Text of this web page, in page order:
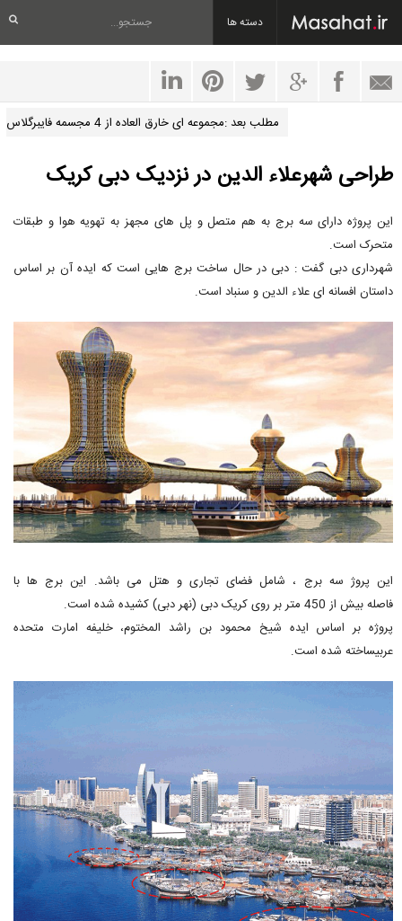
دسته ها
مطلب بعد :مجموعه ای خارق العاده از 4 مجسمه فایبرگلاس
طراحی شهرعلاء الدين در نزدیک دبی کریک
این پروژه دارای سه برج به هم متصل و پل های مجهز به تهویه هوا و طبقات
متحرک است.
شهرداری دبی گفت : دبی در حال ساخت برج هایی است که ایده آن بر اساس
داستان افسانه ای علاء الدين و سنباد است.
این پروژ سه برج ، شامل فضای تجاری و هتل می باشد. این برج ها با
فاصله بیش از 450 متر بر روی کریک دبی (نهر دبی) کشیده شده است.
پروژه بر اساس ایده شیخ محمود بن راشد المختوم، خلیفه امارت متحده
عربیساخته شده است.